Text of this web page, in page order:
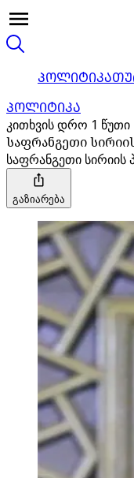
ᲞᲝᲚᲘᲢᲘᲙᲐ
ᲞᲝᲚᲘᲢᲘᲙᲐ
კითხვის დრო 1 წუთი
საფრანგეთი
საფრანგეთი სირიის
გაზიარება